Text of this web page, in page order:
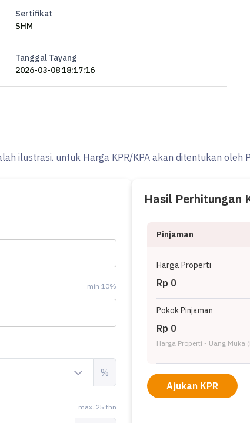
Sertifikat
SHM
Tanggal Tayang
2026-03-08 18:17:16
ilustrasi. untuk Harga KPR/KPA akan ditentukan oleh
min 10%
%
max. 25 thn
Hasil Perhitungan
Pinjaman
Harga Properti
Rp 0
Pokok Pinjaman
Rp 0
Harga Properti - Uang Muka
Ajukan KPR